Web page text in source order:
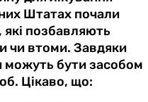
Штатах почали
які позбавляють
чи втоми. Завдяки
можуть бути засобом
Цікаво, що: